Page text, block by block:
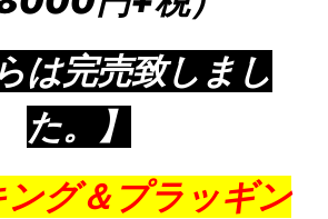
は完売致しまし
た。】
ング＆プラッギン